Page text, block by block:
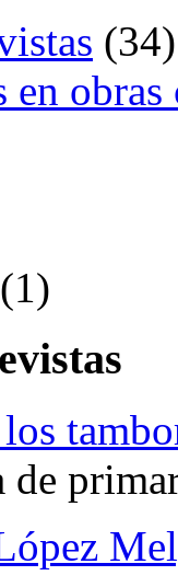
(34)
en
(1)
de